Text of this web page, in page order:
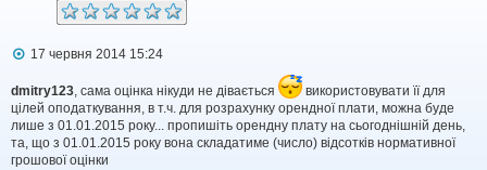
П
в
і
д
о
м
л
17 червня 2014 15:24
dmitry123, сама оцінка нікуди не дівається
використовувати її для
цілей оподаткування, в т.ч. для розрахунку орендної плати, можна буде
лише з 01.01.2015 року... пропишіть орендну плату на сьогоднішній день,
та, що з 01.01.2015 року вона складатиме (число) відсотків нормативної
грошової оцінки